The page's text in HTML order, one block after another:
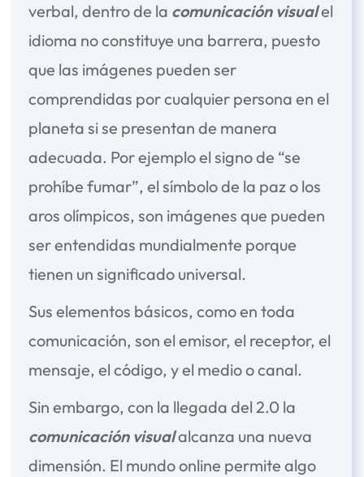
verbal, dentro de la comunicación visualel
idioma no constituye una barrera, puesto
que las imágenes pueden ser
comprendidas por cualquier persona en el
planeta si se presentan de manera
adecuada. Por ejemplo el signo de “se
prohíbe fumar”, el símbolo de la paz o los
aros olímpicos, son imágenes que pueden
ser entendidas mundialmente porque
tienen un significado universal.
Sus elementos básicos, como en toda
comunicación, son el emisor, el receptor, el
mensaje, el código, y el medio o canal.
Sin embargo, con la llegada del 2.0 la
comunicación visualalcanza una nueva
dimensión. El mundo online permite algo